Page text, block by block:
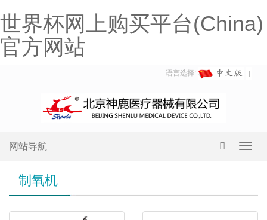
世界杯网上购买平台(China)
官方网站
语言选择:
网站导航
制氧机